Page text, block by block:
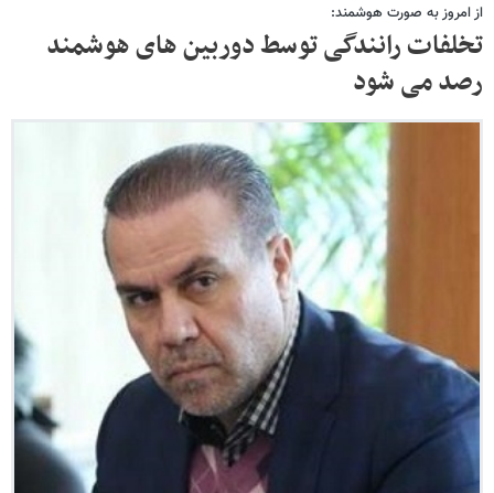
از امروز به صورت هوشمند:
تخلفات رانندگی توسط دوربین های هوشمند
رصد می شود